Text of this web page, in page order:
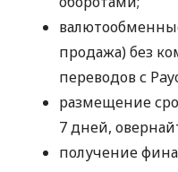
продажа) без
переводов с
размещение
7 дней,
получение